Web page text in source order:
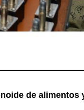
de alimentos